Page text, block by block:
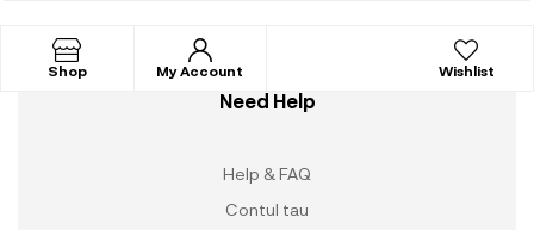
Shop My Account Wishlist
Need Help
Help & FAQ
Contul tau